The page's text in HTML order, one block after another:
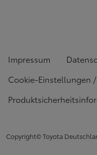
Impressum
Cookie-Einstellungen
Copyright© Toyota